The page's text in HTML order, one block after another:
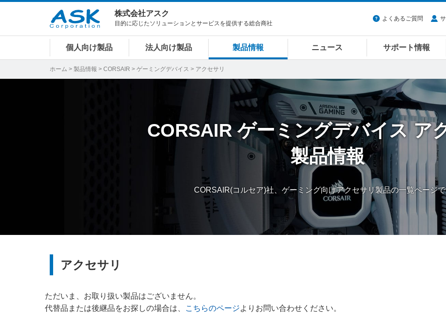
株式会社アスク
目的に応じたソリューションとサービスを提供する総合商社
よくあるご質問
個人向け製品 法人向け製品 製品情報 ニュース サポート情報
ホーム > 製品情報 > CORSAIR > ゲーミングデバイス > アクセサリ
CORSAIR ゲーミングデバイス ア
製品情報
CORSAIR(コルセア)社、ゲーミング向けアクセサリ製品の一覧ページで
アクセサリ
ただいま、お取り扱い製品はございません。
代替品または後継品をお探しの場合は、
こちらのページよりお問い合わせください。